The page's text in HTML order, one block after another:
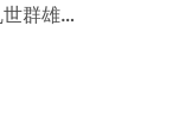
世群雄…